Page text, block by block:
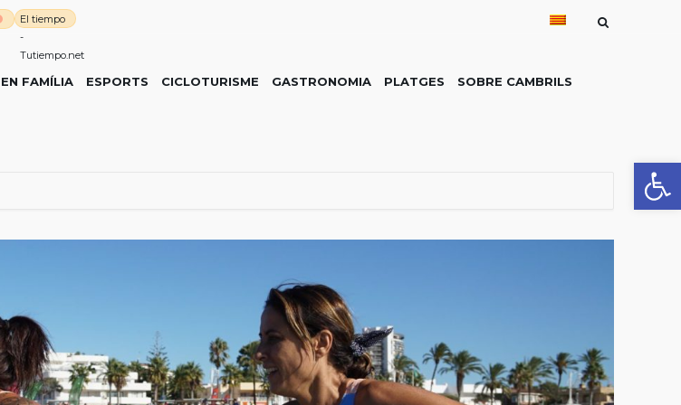
Obre
El tiempo
-
Tutiempo.net
EN FAMÍLIA ESPORTS CICLOTURISME GASTRONOMIA PLATGES SOBRE CAMBRILS